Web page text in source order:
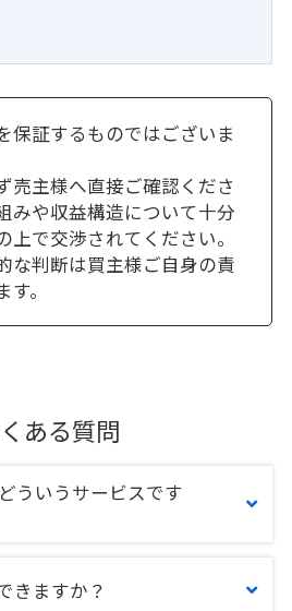
保証するものではございま
売主様へ直接ご確認くださ
みや収益構造について十分
上で交渉されてください。
な判断は買主様ご自身の責
。
ある質問
ういうサービスです
きますか？